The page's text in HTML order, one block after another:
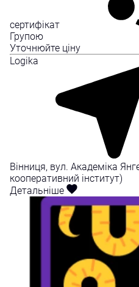
сертифікат
Групою
Уточнюйте ціну
Logika
Вінниця, вул. Академіка
кооперативний інститут)
Детальніше